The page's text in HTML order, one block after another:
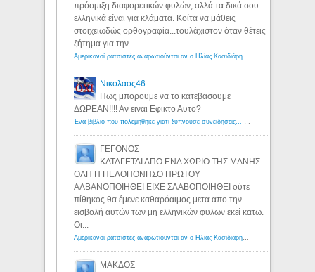
πρόσμιξη διαφορετικών φυλών, αλλά τα δικά σου
ελληνικά είναι για κλάματα. Κοίτα να μάθεις
στοιχειωδώς ορθογραφία...τουλάχιστον όταν θέτεις
ζήτημα για την...
Αμερικανοί ρατσιστές αναρωτιούνται αν ο Ηλίας Κασιδιάρης ανήκει στη λευκή φυλή... - Λόγιος Ερμής
Νικολαος46
Πως μπορουμε να το κατεβασουμε
ΔΩΡΕΑΝ!!!! Αν ειναι Εφικτο Αυτο?
Ένα βιβλίο που πολεμήθηκε γιατί ξυπνούσε συνειδήσεις... - Λόγιος Ερμής | Η γνώση ξεκινάει με την αναζήτηση...
ΓΕΓΟΝΟΣ
ΚΑΤΑΓΕΤΑΙ ΑΠΟ ΕΝΑ ΧΩΡΙΟ ΤΗΣ ΜΑΝΗΣ.
ΟΛΗ Η ΠΕΛΟΠΟΝΗΣΟ ΠΡΩΤΟΥ
ΑΛΒΑΝΟΠΟΙΗΘΕΙ ΕΙΧΕ ΣΛΑΒΟΠΟΙΗΘΕΙ ούτε
πίθηκος θα έμενε καθαρόαιμος μετα απο την
εισβολή αυτών των μη ελληνικών φυλων εκεί κατω.
Οι...
Αμερικανοί ρατσιστές αναρωτιούνται αν ο Ηλίας Κασιδιάρης ανήκει στη λευκή φυλή... - Λόγιος Ερμής
ΜΑΚΔΟΣ